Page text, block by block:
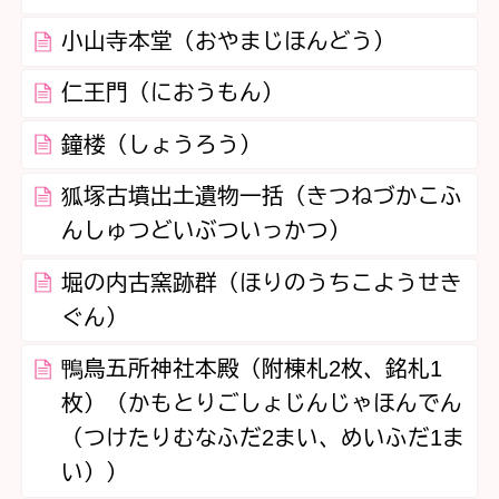
小山寺本堂（おやまじほんどう）
仁王門（におうもん）
鐘楼（しょうろう）
狐塚古墳出土遺物一括（きつねづかこふ
んしゅつどいぶついっかつ）
堀の内古窯跡群（ほりのうちこようせき
ぐん）
鴨鳥五所神社本殿（附棟札2枚、銘札1
枚）（かもとりごしょじんじゃほんでん
（つけたりむなふだ2まい、めいふだ1ま
い））